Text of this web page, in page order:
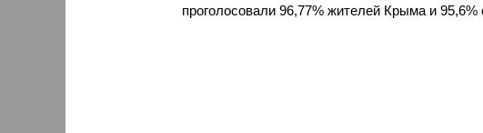
проголосовали 96,77% жителей Крыма и 95,6%